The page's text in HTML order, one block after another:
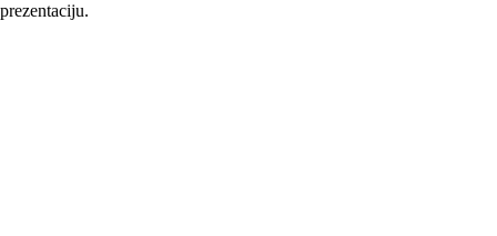
prezentaciju.